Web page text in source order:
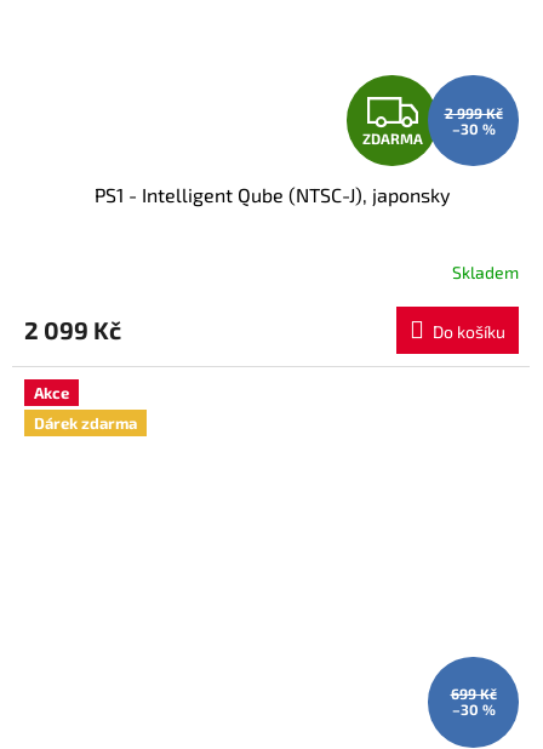
Z
D
A
M
A
ZDARMA
2 999 Kč
–30 %
PS1 - Intelligent Qube (NTSC-J), japonsky
Skladem
2 099 Kč Do košíku
Akce
Dárek zdarma
699 Kč
–30 %